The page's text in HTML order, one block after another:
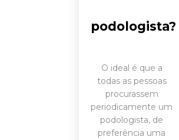
podologista?
O ideal é que a
todas as pessoas
procurassem
periodicamente um
podologista, de
preferência uma